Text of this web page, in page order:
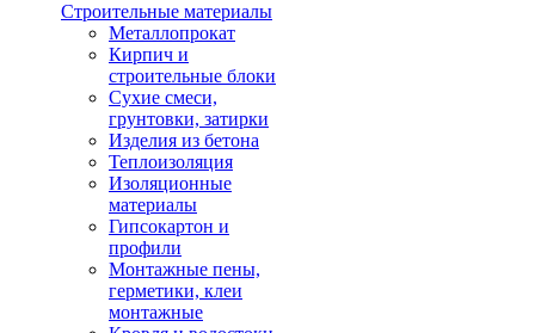
Строительные материалы
Металлопрокат
Кирпич и
строительные блоки
Сухие смеси,
грунтовки, затирки
Изделия из бетона
Теплоизоляция
Изоляционные
материалы
Гипсокартон и
профили
Монтажные пены,
герметики, клеи
монтажные